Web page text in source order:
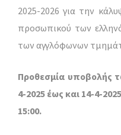
2025-2026 για την
προσωπικού των
των αγγλόφωνων
Προθεσμία υποβολής
4-2025 έως και 14-4-
15:00.